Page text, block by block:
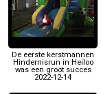
De eerste kerstmannen
Hindernisrun in Heiloo
was een groot succes
2022-12-14